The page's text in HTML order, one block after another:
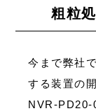
粗粒
今まで弊社
する装置の
NVR-PD20-